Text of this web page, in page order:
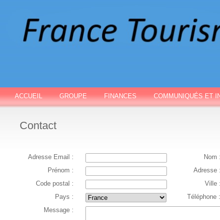
ACCUEIL GROUPE FINANCES COMMUNIQUÉS ET
Contact
Adresse Email :
Nom
Prénom :
Adresse
Code postal :
Ville
Pays :
Téléphone :
Message :